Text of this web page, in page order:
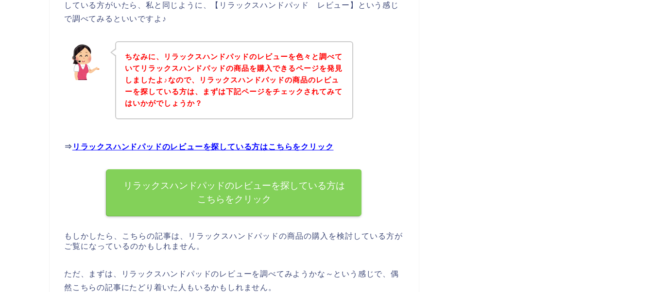
している方がいたら、私と同じように、【リラックスハンドパッド レビュー】という感じ
で調べてみるといいですよ♪
ちなみに、リラックスハンドパッドのレビューを色々と調べて
いてリラックスハンドパッドの商品を購入できるページを発見
しましたよ♪なので、リラックスハンドパッドの商品のレビュ
ーを探している方は、まずは下記ページをチェックされてみて
はいかがでしょうか？
⇒ リラックスハンドパッドのレビューを探している方はこちらをクリック
リラックスハンドパッドのレビューを探している方は
こちらをクリック
もしかしたら、こちらの記事は、リラックスハンドパッドの商品の購入を検討している方が
ご覧になっているのかもしれません。
ただ、まずは、リラックスハンドパッドのレビューを調べてみようかな～という感じで、偶
然こちらの記事にたどり着いた人もいるかもしれません。